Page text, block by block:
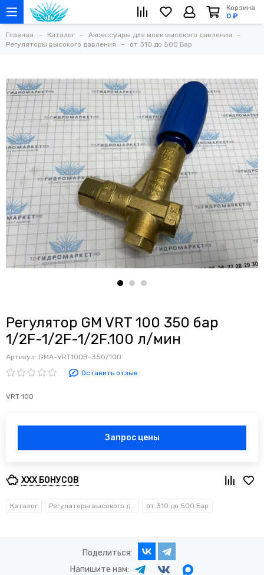
Корзина
0 ₽
Главная Каталог
Аксессуары для моек высокого давления
Регуляторы высокого давления
от 310 до 500 Бар
Регулятор GM VRT 100 350 бар
1/2F-1/2F-1/2F.100 л/мин
Артикул: GMA-VRT100B-350/100
Оставить отзыв
VRT 100
Запрос цены
XXX БОНУСОВ
Каталог Регуляторы высокого давления от 310 до 500 Бар
Поделиться:
Напишите нам: